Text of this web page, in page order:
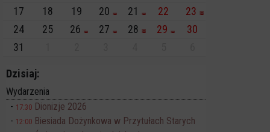
17
18 19 20 21 22
23
24
25 26 27 28 29
30
31
Dzisiaj:
Wydarzenia
17:30 Dionizje 2026
12:00 Biesiada Dożynkowa w Przytułach Starych